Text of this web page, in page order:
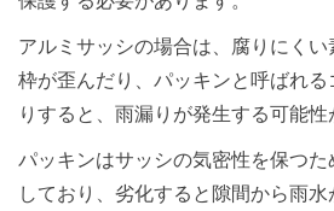
アルミサッシの場合は、腐りにく
枠が歪んだり、パッキンと呼ばれ
りすると、雨漏りが発生する可能性
パッキンはサッシの気密性を保つ
しており、劣化すると隙間から雨